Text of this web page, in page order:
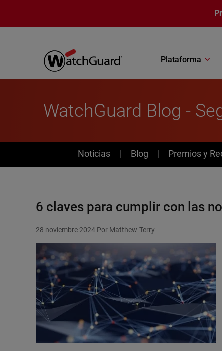
Plataforma
WatchGuard Blog -
News
Noticias Blog Premios y
6 claves para cumplir con las
28 noviembre 2024 Por Matthew Terry